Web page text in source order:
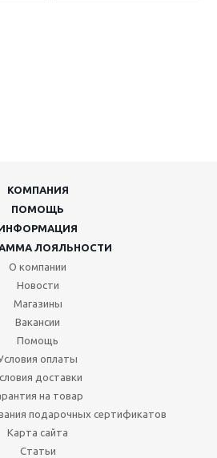
КОМПАНИЯ
ПОМОЩЬ
ЛОЯЛЬНОСТИ
О компании
Новости
Магазины
Вакансии
Помощь
оплаты
доставки
на товар
подарочных сертификатов
Карта сайта
Статьи